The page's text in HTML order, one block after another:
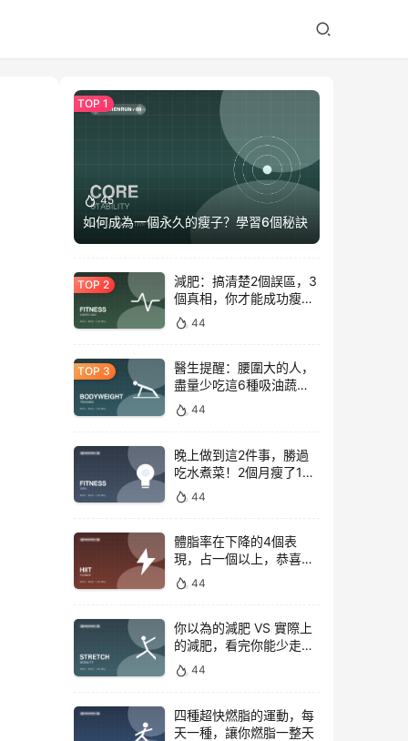
45
如何成為一個永久的瘦子？學習6個秘訣
減肥：搞清楚2個誤區，3
個真相，你才能成功瘦下
來！44
醫生提醒：腰圍大的人，
盡量少吃這6種吸油蔬
菜！44
晚上做到這2件事，勝過
吃水煮菜！2個月瘦了15
斤，腰圍下降6cm
44
體脂率在下降的4個表
現，占一個以上，恭喜你
正在變瘦
44
你以為的減肥 VS 實際上
的減肥，看完你能少走彎
路
44
四種超快燃脂的運動，每
天一種，讓你燃脂一整天